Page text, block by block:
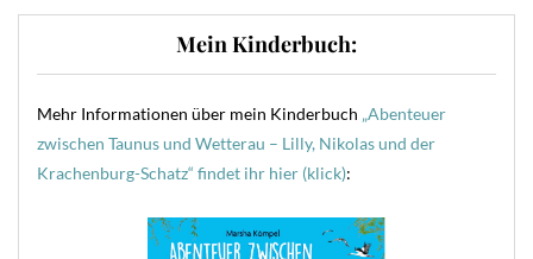
Mein Kinderbuch:
Mehr Informationen über mein Kinderbuch „Abenteuer
zwischen Taunus und Wetterau – Lilly, Nikolas und der
Krachenburg-Schatz“ findet ihr hier (klick):